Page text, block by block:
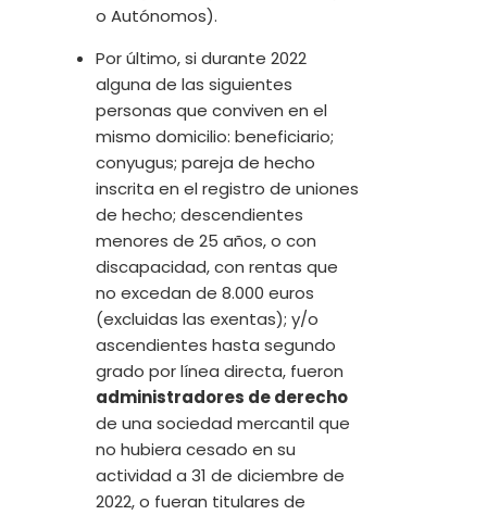
o Autónomos).
Por último, si durante 2022
alguna de las siguientes
personas que conviven en el
mismo domicilio: beneficiario;
conyugus; pareja de hecho
inscrita en el registro de uniones
de hecho; descendientes
menores de 25 años, o con
discapacidad, con rentas que
no excedan de 8.000 euros
(excluidas las exentas); y/o
ascendientes hasta segundo
grado por línea directa, fueron
administradores de derecho
de una sociedad mercantil que
no hubiera cesado en su
actividad a 31 de diciembre de
2022, o fueran titulares de